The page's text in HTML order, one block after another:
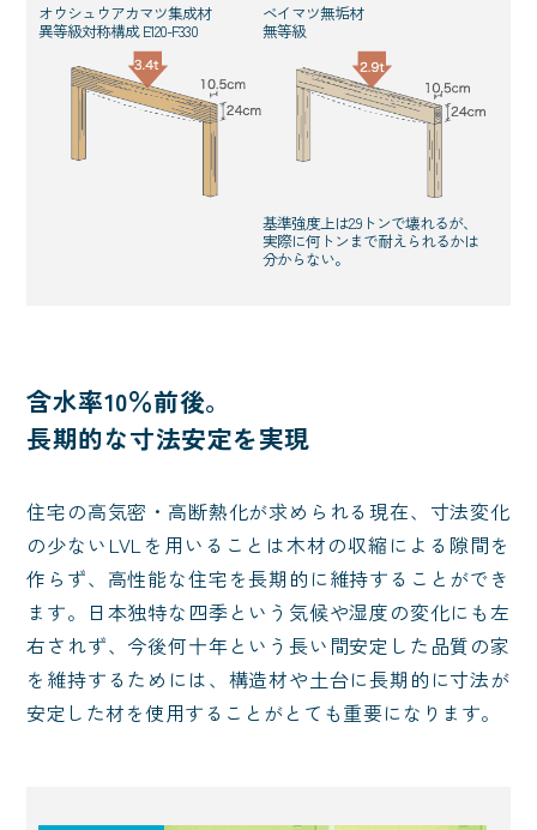
オウシュウアカマツ集成材
異等級対称構成 E120-F330
ベイマツ無垢材
無等級
基準強度上は2.9トンで壊れるが、
実際に何トンまで耐えられるかは
分からない。
含水率10％前後。
長期的な寸法安定を実現
住宅の高気密・高断熱化が求められる現在、寸法変化
の少ないLVLを用いることは木材の収縮による隙間を
作らず、高性能な住宅を長期的に維持することができ
ます。日本独特な四季という気候や湿度の変化にも左
右されず、今後何十年という長い間安定した品質の家
を維持するためには、構造材や土台に長期的に寸法が
安定した材を使用することがとても重要になります。